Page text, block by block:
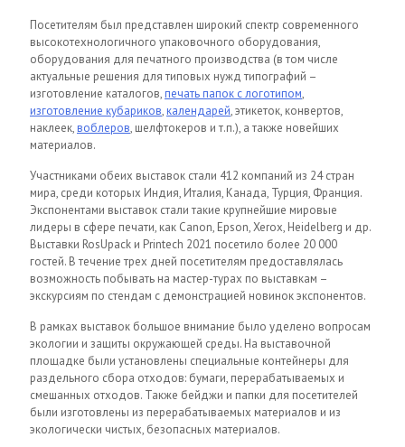
Посетителям был представлен широкий спектр современного
высокотехнологичного упаковочного оборудования,
оборудования для печатного производства (в том числе
актуальные решения для типовых нужд типографий –
изготовление каталогов,печать папок с логотипом,
изготовление кубариков,календарей, этикеток, конвертов,
наклеек,воблеров, шелфтокеров и т.п.), а также новейших
материалов.
Участниками обеих выставок стали 412 компаний из 24 стран
мира, среди которых Индия, Италия, Канада, Турция, Франция.
Экспонентами выставок стали такие крупнейшие мировые
лидеры в сфере печати, как Canon, Epson, Xerox, Heidelberg и др.
Выставки RosUpack и Printech 2021 посетило более 20 000
гостей. В течение трех дней посетителям предоставлялась
возможность побывать на мастер-турах по выставкам –
экскурсиям по стендам с демонстрацией новинок экспонентов.
В рамках выставок большое внимание было уделено вопросам
экологии и защиты окружающей среды. На выставочной
площадке были установлены специальные контейнеры для
раздельного сбора отходов: бумаги, перерабатываемых и
смешанных отходов. Также бейджи и папки для посетителей
были изготовлены из перерабатываемых материалов и из
экологически чистых, безопасных материалов.